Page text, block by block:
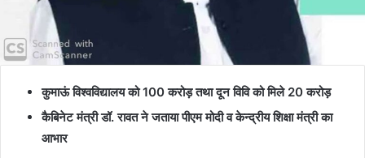
कुमाऊं विश्वविद्यालय को 100 करोड़ तथा दून विवि को मिले 20 करोड़
कैबिनेट मंत्री डॉ. रावत ने जताया पीएम मोदी व केन्द्रीय शिक्षा मंत्री का
आभार